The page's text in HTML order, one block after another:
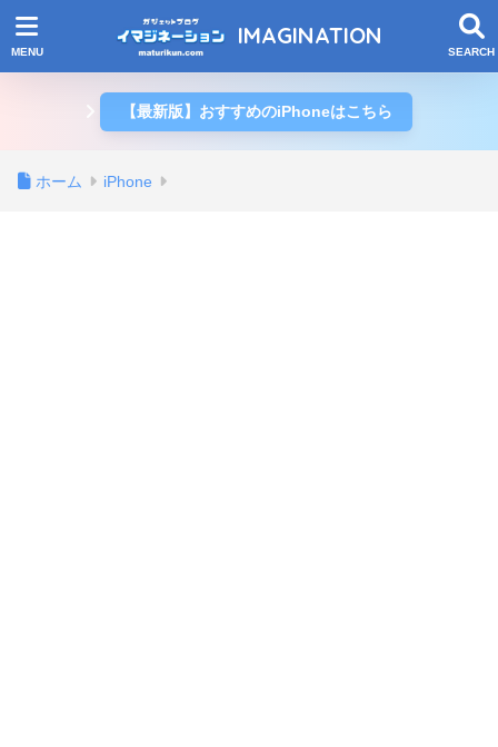
IMAGINATION
【最新版】おすすめのiPhoneはこちら
ホーム iPhone